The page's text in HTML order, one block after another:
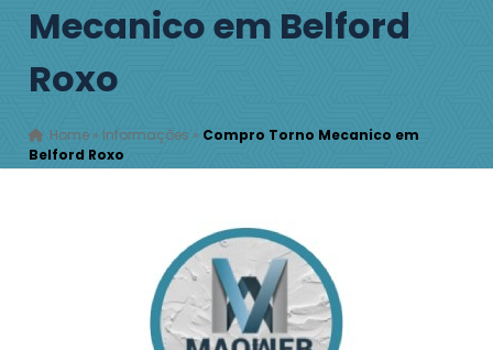
Mecanico em Belford
Roxo
Home » Informações » Compro Torno Mecanico em
Belford Roxo